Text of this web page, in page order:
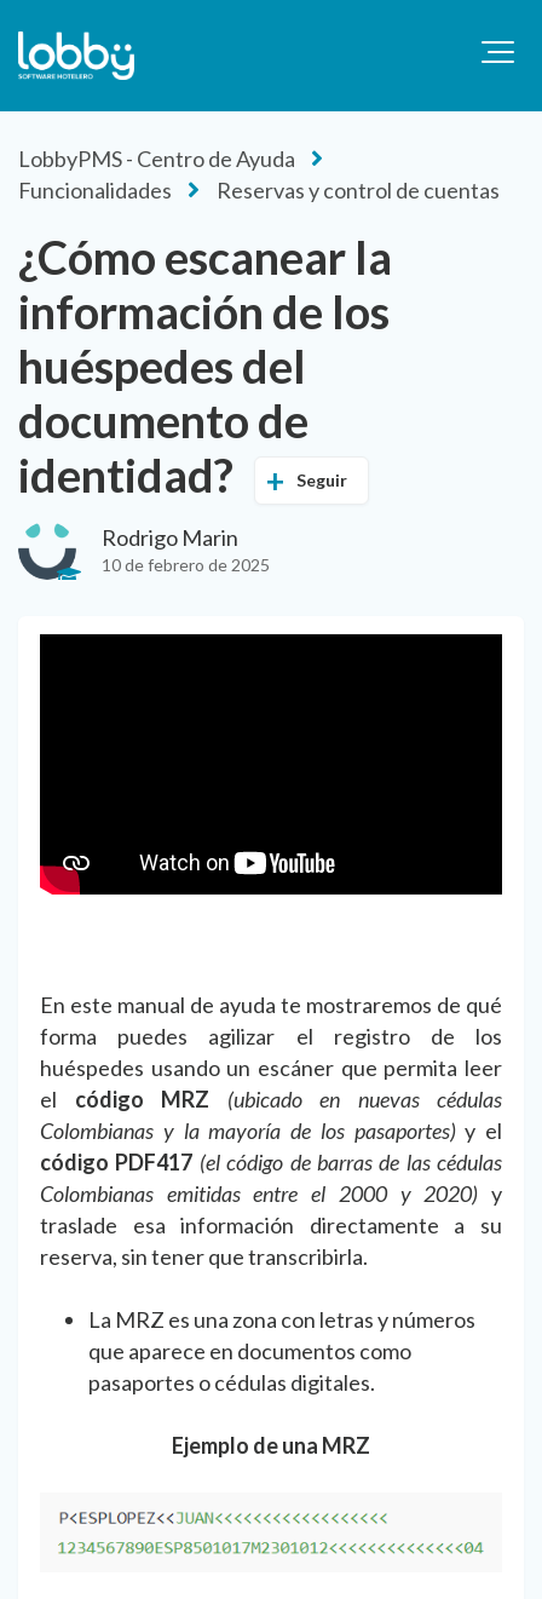
LobbyPMS - Centro de Ayuda
Funcionalidades
Reservas y control de cuentas
¿Cómo escanear la
información de los
huéspedes del
documento de
identidad?
Seguir
Rodrigo Marin
10 de febrero de 2025
En este manual de ayuda te mostraremos de qué
forma puedes agilizar el registro de los
huéspedes usando un escáner que permita leer
el código MRZ (ubicado en nuevas cédulas
Colombianas y la mayoría de los pasaportes)y el
código PDF417 (el código de barras de las cédulas
Colombianas emitidas entre el 2000 y 2020) y
traslade esa información directamente a su
reserva, sin tener que transcribirla.
La MRZ es una zona con letras y números
que aparece en documentos como
pasaportes o cédulas digitales.
Ejemplo de una MRZ